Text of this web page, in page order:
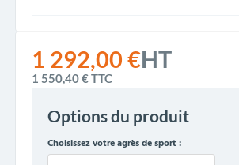
1 292,00 €HT
1 550,40 €TTC
Options du produit
Choisissez votre agrès de sport :